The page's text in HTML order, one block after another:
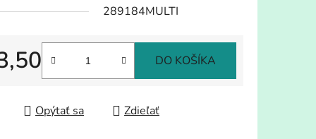
289184MULTI
cena:
DO KOŠÍKA
Opýtať sa Zdieľať